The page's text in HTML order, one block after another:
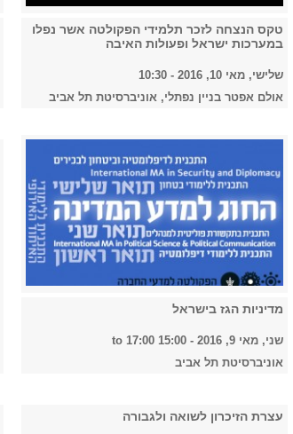
טקס הנצחה לזכר תלמידי הפקולטה אשר נפלו
במערכות ישראל ופעולות האיבה
שלישי, מאי 10, 2016 - 10:30
אולם אפטר בניין נפתלי, אוניברסיטת תל אביב
מדיניות הגז בישראל
שני, מאי 9, 2016 - 15:00
to
17:00
אוניברסיטת תל אביב
עצרת הזיכרון לשואה ולגבורה